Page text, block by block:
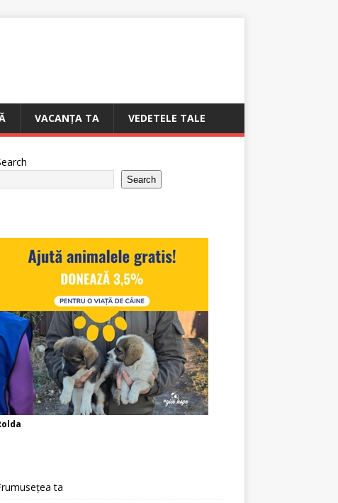
VACANȚA TA VEDETELE TALE
Search
ta